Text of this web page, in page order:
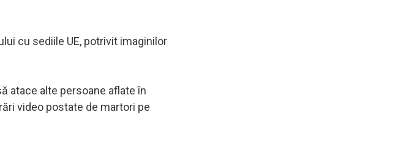
cu sediile UE, potrivit imaginilor
atace alte persoane aflate în
video postate de martori pe